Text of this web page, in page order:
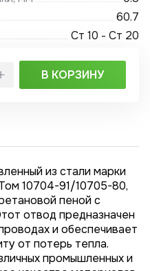
60.7
Ст 10 - Ст 20
В КОРЗИНУ
из стали марки
10704-91/10705-80,
пеной с
отвод предназначен
и обеспечивает
от потерь тепла.
промышленных и